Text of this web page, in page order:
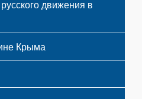
движения в
Крыма